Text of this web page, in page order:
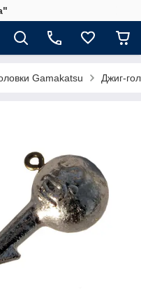
Gamakatsu Джиг-